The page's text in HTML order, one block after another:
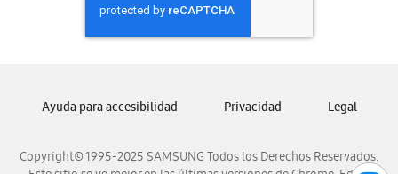
Samsung Nicaragua
Samsung Panamá
Samsung Venezuela
Copyright© 1995-2025 SAMSUNG Todos los Derechos Reservados.
Ayuda para accesibilidad Privacidad Legal